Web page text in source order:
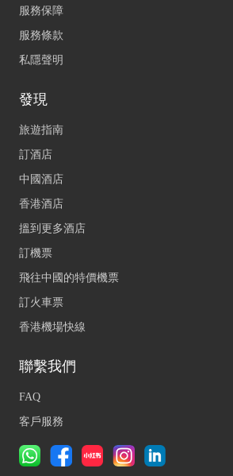
服務保障
服務條款
私隱聲明
發現
旅遊指南
訂酒店
中國酒店
香港酒店
搵到更多酒店
訂機票
飛往中國的特價機票
訂火車票
香港機場快線
聯繫我們
FAQ
客戶服務